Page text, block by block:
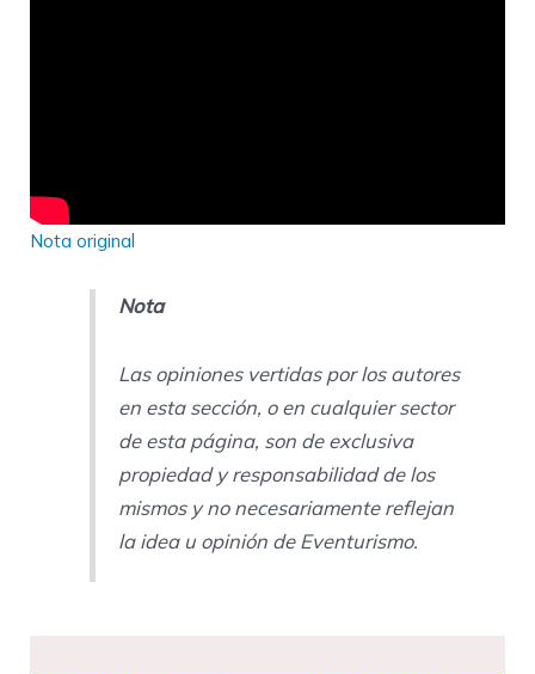
Nota original
Nota
Las opiniones vertidas por los autores
en esta sección, o en cualquier sector
de esta página, son de exclusiva
propiedad y responsabilidad de los
mismos y no necesariamente reflejan
la idea u opinión de Eventurismo.